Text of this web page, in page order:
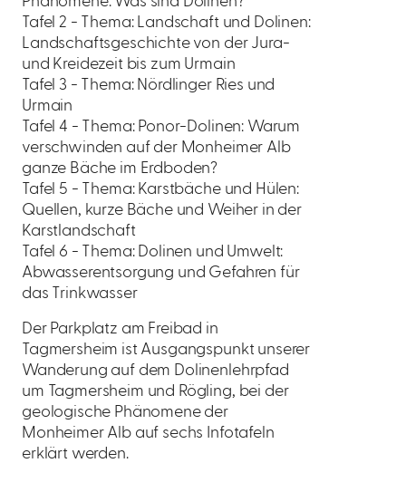
Tafel 2 - Thema: Landschaft und Dolinen:
Landschaftsgeschichte von der Jura-
und Kreidezeit bis zum Urmain
Tafel 3 - Thema: Nördlinger Ries und
Urmain
Tafel 4 - Thema: Ponor-Dolinen: Warum
verschwinden auf der Monheimer Alb
ganze Bäche im Erdboden?
Tafel 5 - Thema: Karstbäche und Hülen:
Quellen, kurze Bäche und Weiher in der
Karstlandschaft
Tafel 6 - Thema: Dolinen und Umwelt:
Abwasserentsorgung und Gefahren für
das Trinkwasser
Der Parkplatz am Freibad in
Tagmersheim ist Ausgangspunkt unserer
Wanderung auf dem Dolinenlehrpfad
um Tagmersheim und Rögling, bei der
geologische Phänomene der
Monheimer Alb auf sechs Infotafeln
erklärt werden.